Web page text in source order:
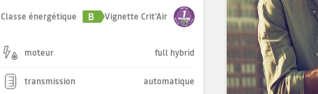
Classe énergétique
B Vignette Crit'Air
moteur full hybrid
transmission automatique